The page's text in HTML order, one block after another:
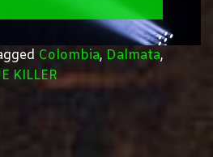
Colombia, Dalmata,
KILLER